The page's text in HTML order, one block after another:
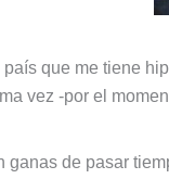
país que me tiene
vez -por el
ganas de pasar